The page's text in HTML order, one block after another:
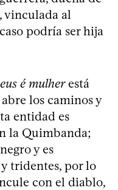
vinculada al
podría ser hija
é mulherestá
los caminos y
entidad es
la Quimbanda;
y es
tridentes, por lo
con el diablo,